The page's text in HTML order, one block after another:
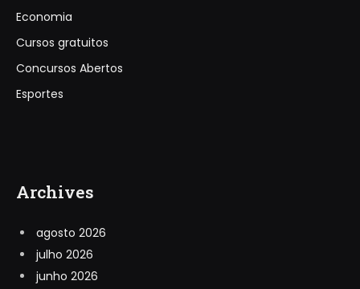
Economia
Cursos gratuitos
Concursos Abertos
Esportes
Archives
agosto 2026
julho 2026
junho 2026